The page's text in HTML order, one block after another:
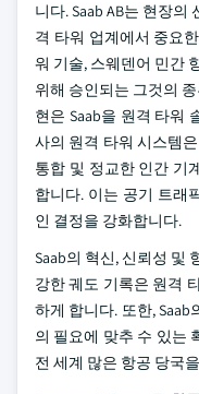
니다. Saab AB는 현장
격 타워 업계에서 중요
워 기술, 스웨덴어 민간
위해 승인되는 그것의
현은 Saab을 원격 타워
사의 원격 타워 시스템
통합 및 정교한 인간 기
합니다. 이는 공기 트래
인 결정을 강화합니다.
Saab의 혁신, 신뢰성 및
강한 궤도 기록은 원격
하게 합니다. 또한,
의 필요에 맞추 수 있는
전 세계 많은 항공 당국